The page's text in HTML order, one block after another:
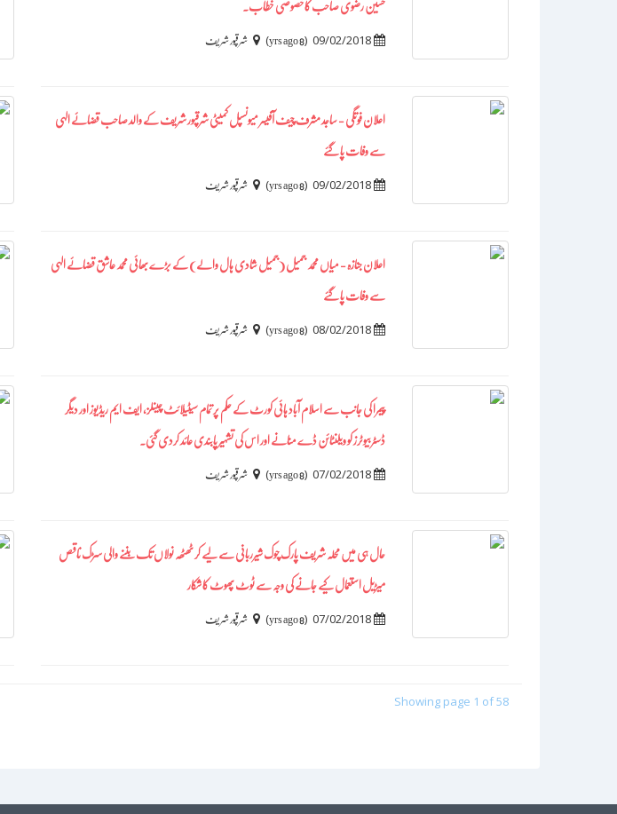
حسین رضوی صاحب کا خصوصی خطاب۔
09/02/2018
(
8 yrs ago
) شرقپور شریف
اعلان فوتگی - ساجد مشرف چیف آفیسر میونسپل کمیٹی شرقپور شریف کے والد صاحب قضائے الہی
سے وفات پا گئے
09/02/2018
(
8 yrs ago
) شرقپور شریف
اعلان جنازہ - میاں محمد جمیل (جمیل شادی ہال والے) کے بڑے بهائی محمد عاشق قضائے الہی
سے وفات پا گئے
08/02/2018
(
8 yrs ago
) شرقپور شریف
پیمرا کی جانب سے اسلام آباد ہائی کورٹ کے حکم پر تمام سیٹیلائٹ چینلز، ایف ایم ریڈیوز اور دیگر
ڈسٹربیوٹرز کو ویلنٹائن ڈے منانے اور اس کی تشہیر پابندی عائد کردی گئی۔
07/02/2018
(
8 yrs ago
) شرقپور شریف
حال ہی میں محلہ شریف پارک چوک شیرربانی سے لیے کر ٹھٹھہ نولاں تک بننے والی سڑک ناقص
میڑیل استعمال کیے جانے کی وجہ سے ٹوٹ پھوٹ کا شکار
07/02/2018
(
8 yrs ago
) شرقپور شریف
Showing page 1 of 58